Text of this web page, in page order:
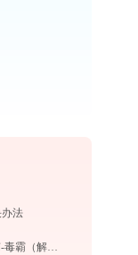
法
微软VC++运行库一站式下载指南-毒霸（解决0xc000007b等错误）